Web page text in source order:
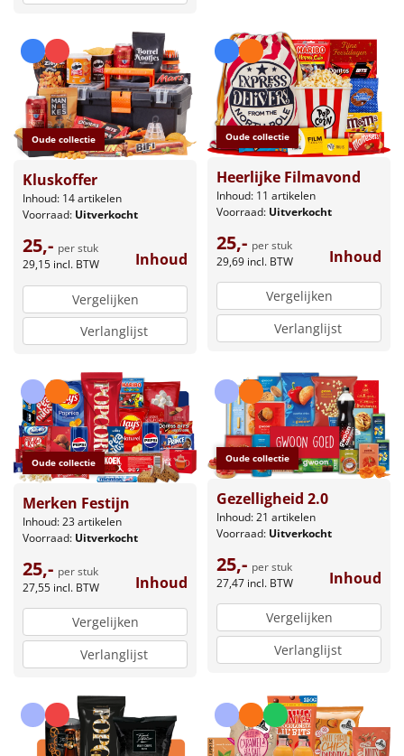
Oude collectie
Kluskoffer
Inhoud: 14 artikelen
Voorraad: Uitverkocht
25,- per stuk
29,15 incl. BTW Inhoud
Vergelijken
Verlanglijst
Oude collectie
Heerlijke Filmavond
Inhoud: 11 artikelen
Voorraad: Uitverkocht
25,- per stuk
29,69 incl. BTW Inhoud
Vergelijken
Verlanglijst
Oude collectie
Merken Festijn
Inhoud: 23 artikelen
Voorraad: Uitverkocht
25,- per stuk
27,55 incl. BTW Inhoud
Vergelijken
Verlanglijst
Oude collectie
Gezelligheid 2.0
Inhoud: 21 artikelen
Voorraad: Uitverkocht
25,- per stuk
27,47 incl. BTW Inhoud
Vergelijken
Verlanglijst